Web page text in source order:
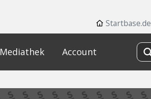
Startbase.de
Mediathek Account